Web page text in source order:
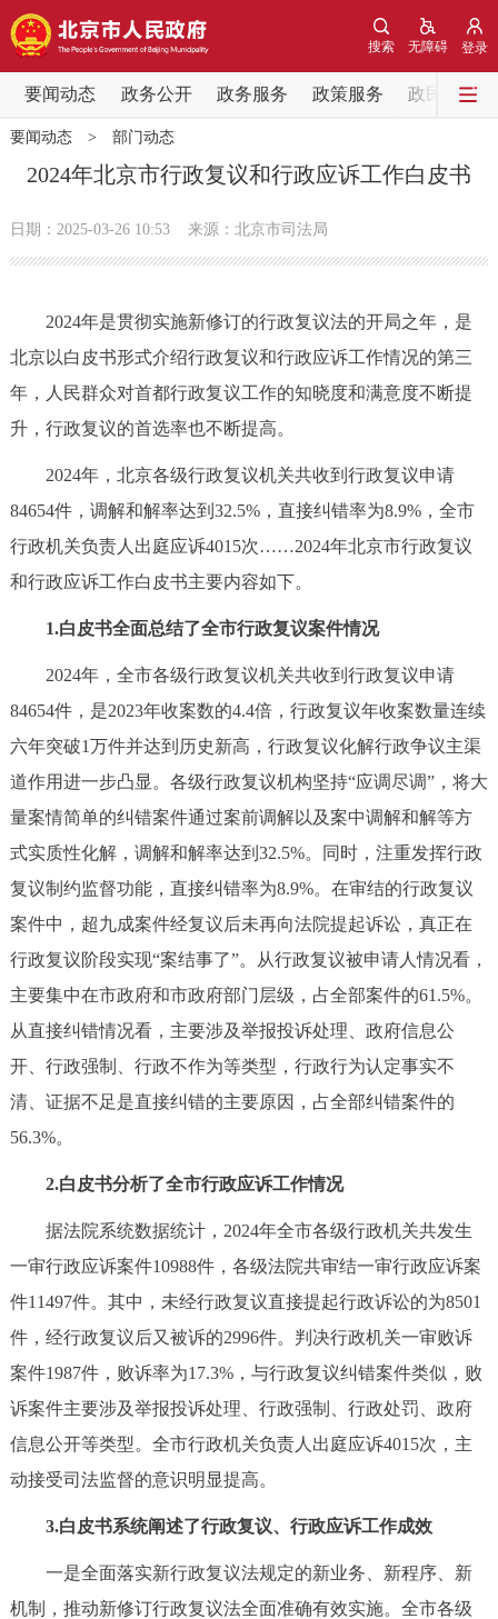
登录
无障碍
搜索
要闻动态 政务公开 政务服务 政策服务 政民互动
要闻动态
党中央精神
政务公开
市领导 机构职能 政策服务
决策公开
政务服务
个人服务 法人服务 部门服务
便民服务 利企服务 投资项目
中介服务 阳光政务
政民互动
12345网上接诉即办 我要咨询 我要建议
参与调查 在线访谈 图说互动
走进北京
北京概况 十六区概览 人文北京
多语种
ENGLISH 한국어 日本語
DEUTSCH FRANÇAIS РУССКИЙ ЯЗЫК
ESPAÑOL العربية PORTUGUÊS
ITALIANO
回到顶部
要闻动态> 部门动态
2024年北京市行政复议和行政应诉工作白皮书
日期：2025-03-26 10:53 来源：北京市司法局
2024年是贯彻实施新修订的行政复议法的开局之年，是
北京以白皮书形式介绍行政复议和行政应诉工作情况的第三
年，人民群众对首都行政复议工作的知晓度和满意度不断提
升，行政复议的首选率也不断提高。
2024年，北京各级行政复议机关共收到行政复议申请
84654件，调解和解率达到32.5%，直接纠错率为8.9%，全市
行政机关负责人出庭应诉4015次……2024年北京市行政复议
和行政应诉工作白皮书主要内容如下。
1.白皮书全面总结了全市行政复议案件情况
2024年，全市各级行政复议机关共收到行政复议申请
84654件，是2023年收案数的4.4倍，行政复议年收案数量连续
六年突破1万件并达到历史新高，行政复议化解行政争议主渠
道作用进一步凸显。各级行政复议机构坚持“应调尽调”，将大
量案情简单的纠错案件通过案前调解以及案中调解和解等方
式实质性化解，调解和解率达到32.5%。同时，注重发挥行政
复议制约监督功能，直接纠错率为8.9%。在审结的行政复议
案件中，超九成案件经复议后未再向法院提起诉讼，真正在
行政复议阶段实现“案结事了”。从行政复议被申请人情况看，
主要集中在市政府和市政府部门层级，占全部案件的61.5%。
从直接纠错情况看，主要涉及举报投诉处理、政府信息公
开、行政强制、行政不作为等类型，行政行为认定事实不
清、证据不足是直接纠错的主要原因，占全部纠错案件的
56.3%。
2.白皮书分析了全市行政应诉工作情况
据法院系统数据统计，2024年全市各级行政机关共发生
一审行政应诉案件10988件，各级法院共审结一审行政应诉案
件11497件。其中，未经行政复议直接提起行政诉讼的为8501
件，经行政复议后又被诉的2996件。判决行政机关一审败诉
案件1987件，败诉率为17.3%，与行政复议纠错案件类似，败
诉案件主要涉及举报投诉处理、行政强制、行政处罚、政府
信息公开等类型。全市行政机关负责人出庭应诉4015次，主
动接受司法监督的意识明显提高。
3.白皮书系统阐述了行政复议、行政应诉工作成效
一是全面落实新行政复议法规定的新业务、新程序、新
机制，推动新修订行政复议法全面准确有效实施。全市各级